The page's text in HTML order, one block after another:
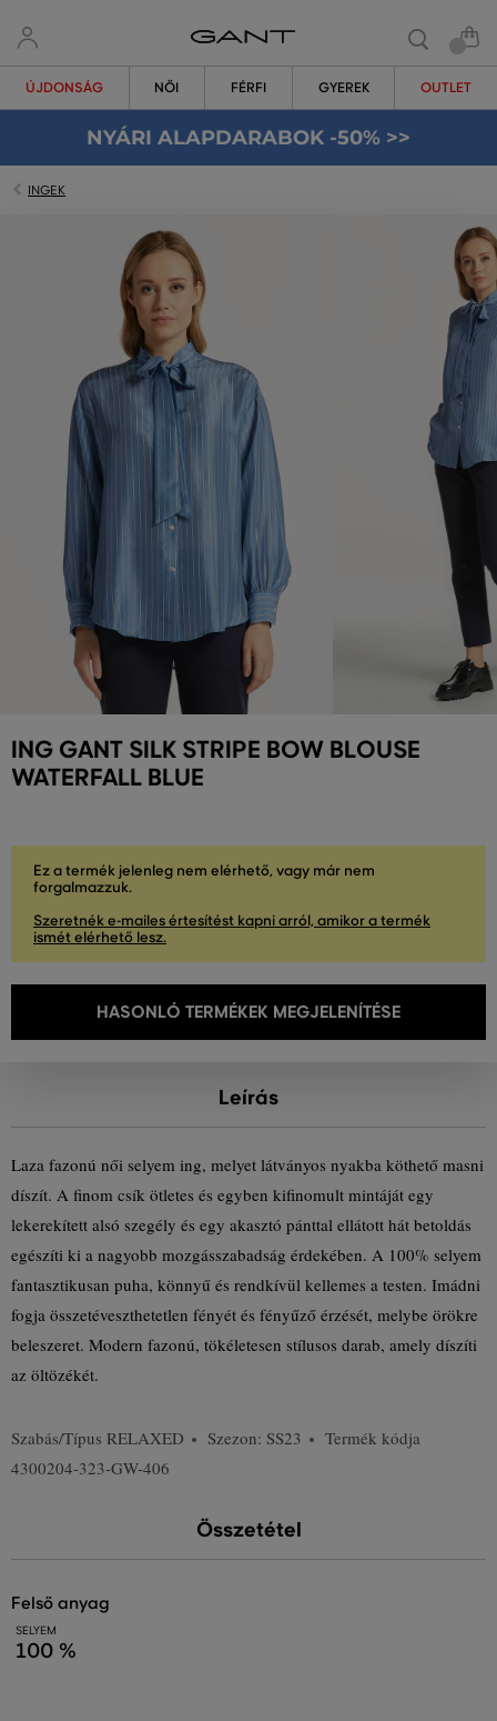
ÚJDONSÁG NŐI FÉRFI GYEREK OUTLET
NYÁRI ALAPDARABOK -50% >>
INGEK
ING GANT SILK STRIPE BOW BLOUSE
WATERFALL BLUE
Ez a termék jelenleg nem elérhető, vagy már nem
forgalmazzuk.
Szeretnék e-mailes értesítést kapni arról, amikor a termék
ismét elérhető lesz.
HASONLÓ TERMÉKEK MEGJELENÍTÉSE
Leírás
Laza fazonú női selyem ing, melyet látványos nyakba köthető masni
díszít. A finom csík ötletes és egyben kifinomult mintáját egy
lekerekített alsó szegély és egy akasztó pánttal ellátott hát betoldás
egészíti ki a nagyobb mozgásszabadság érdekében. A 100% selyem
fantasztikusan puha, könnyű és rendkívül kellemes a testen. Imádni
fogja összetéveszthetetlen fényét és fényűző érzését, melybe örökre
beleszeret. Modern fazonú, tökéletesen stílusos darab, amely díszíti
az öltözékét.
Szabás/Típus RELAXED Szezon: SS23
Termék kódja
4300204-323-GW-406
Összetétel
felső anyag
SELYEM
100 %